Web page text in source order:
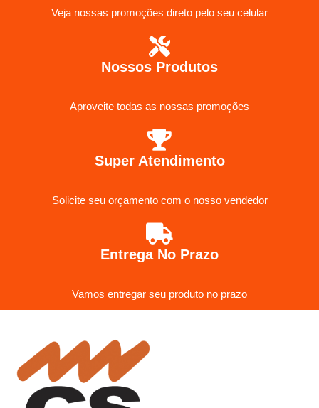
Veja nossas promoções direto pelo seu celular
Nossos Produtos
Aproveite todas as nossas promoções
Super Atendimento
Solicite seu orçamento com o nosso vendedor
Entrega No Prazo
Vamos entregar seu produto no prazo